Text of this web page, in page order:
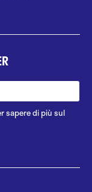
sapere di più sul